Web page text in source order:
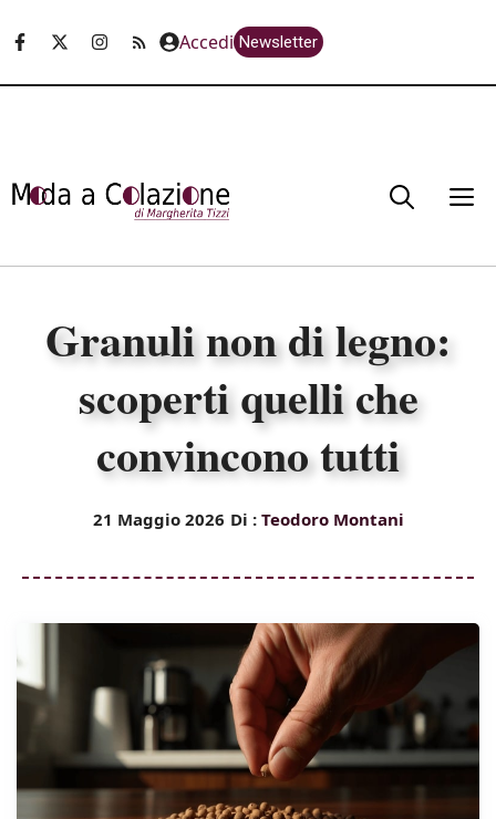
Accedi Newsletter
Granuli non di legno:
scoperti quelli che
convincono tutti
21 Maggio 2026 Di : Teodoro Montani